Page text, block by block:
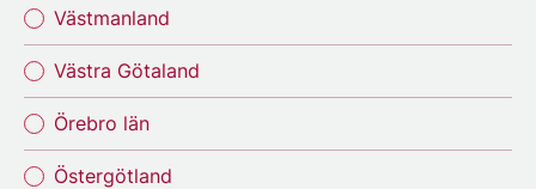
Västmanland
Västra Götaland
Örebro län
Östergötland